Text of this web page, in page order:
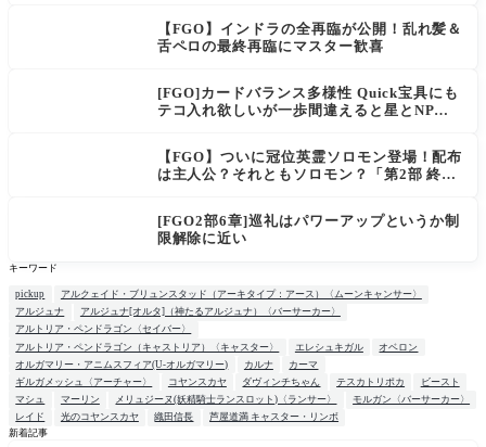
【FGO】インドラの全再臨が公開！乱れ髪＆
舌ペロの最終再臨にマスター歓喜
[FGO]カードバランス多様性 Quick宝具にも
テコ入れ欲しいが一歩間違えると星とNP楽
【FGO】ついに冠位英霊ソロモン登場！配布
は主人公？それともソロモン？「第2部 終章
[FGO2部6章]巡礼はパワーアップというか制
限解除に近い
キーワード
pickup
アルクェイド・ブリュンスタッド（アーキタイプ：アース）〈ムーンキャンサー〉
アルジュナ
アルジュナ[オルタ]（神たるアルジュナ）〈バーサーカー〉
アルトリア・ペンドラゴン〈セイバー〉
アルトリア・ペンドラゴン（キャストリア）〈キャスター〉
エレシュキガル
オベロン
オルガマリー・アニムスフィア(U-オルガマリー)
カルナ
カーマ
ギルガメッシュ〈アーチャー〉
コヤンスカヤ ダヴィンチちゃん テスカトリポカ
ビースト
マシュ
マーリン メリュジーヌ(妖精騎士ランスロット)〈ランサー〉
モルガン〈バーサーカー〉
レイド
光のコヤンスカヤ 織田信長
芦屋道満 キャスター・リンボ
新着記事